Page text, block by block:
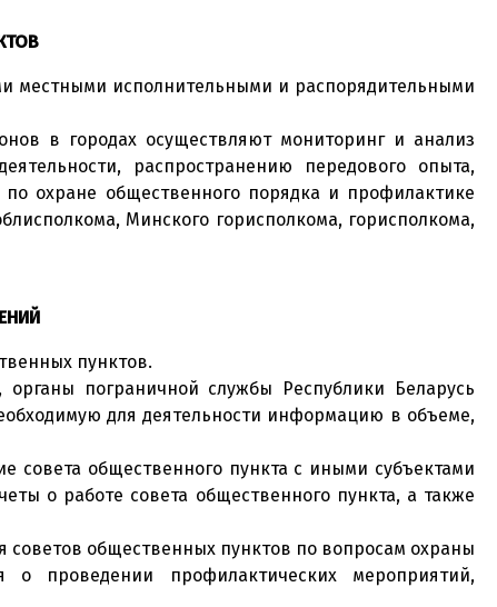
местными исполнительными и распорядительными
в городах осуществляют мониторинг и анализ
распространению передового опыта,
охране общественного порядка и профилактике
Минского горисполкома, горисполкома,
пунктов.
пограничной службы Республики Беларусь
для деятельности информацию в объеме,
совета общественного пункта с иными субъектами
о работе совета общественного пункта, а также
общественных пунктов по вопросам охраны
о проведении профилактических мероприятий,